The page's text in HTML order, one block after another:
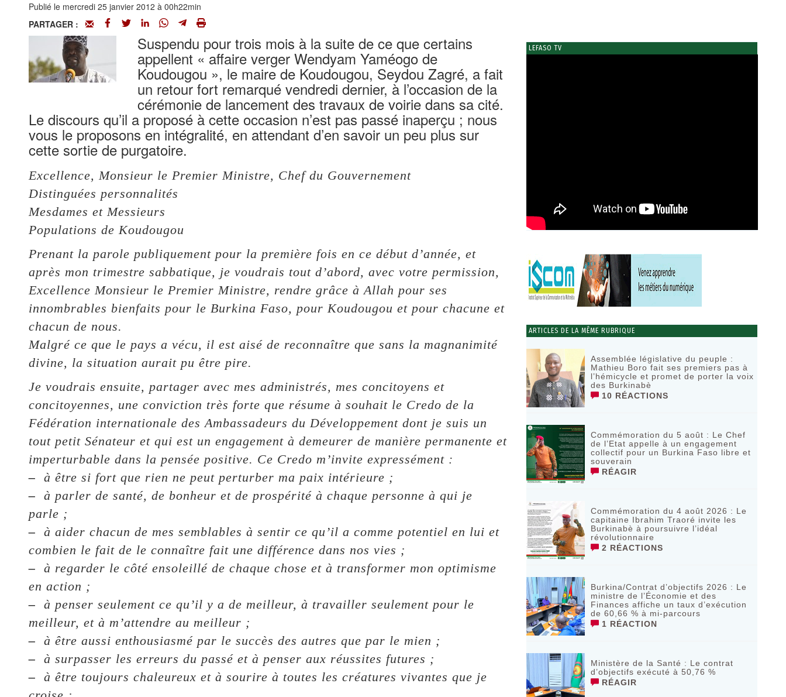
Publié le mercredi 25 janvier 2012 à 00h22min
PARTAGER :
Suspendu pour trois mois à la suite de ce que certains
appellent « affaire verger Wendyam Yaméogo de
Koudougou », le maire de Koudougou, Seydou Zagré, a fait
un retour fort remarqué vendredi dernier, à l’occasion de la
cérémonie de lancement des travaux de voirie dans sa cité.
Le discours qu’il a proposé à cette occasion n’est pas passé inaperçu ; nous
vous le proposons en intégralité, en attendant d’en savoir un peu plus sur
cette sortie de purgatoire.
Excellence, Monsieur le Premier Ministre, Chef du Gouvernement
Distinguées personnalités
Mesdames et Messieurs
Populations de Koudougou
Prenant la parole publiquement pour la première fois en ce début d’année, et
après mon trimestre sabbatique, je voudrais tout d’abord, avec votre permission,
Excellence Monsieur le Premier Ministre, rendre grâce à Allah pour ses
innombrables bienfaits pour le Burkina Faso, pour Koudougou et pour chacune et
chacun de nous.
Malgré ce que le pays a vécu, il est aisé de reconnaître que sans la magnanimité
divine, la situation aurait pu être pire.
Je voudrais ensuite, partager avec mes administrés, mes concitoyens et
concitoyennes, une conviction très forte que résume à souhait le Credo de la
Fédération internationale des Ambassadeurs du Développement dont je suis un
tout petit Sénateur et qui est un engagement à demeurer de manière permanente et
imperturbable dans la pensée positive. Ce Credo m’invite expressément :
– à être si fort que rien ne peut perturber ma paix intérieure ;
– à parler de santé, de bonheur et de prospérité à chaque personne à qui je
parle ;
– à aider chacun de mes semblables à sentir ce qu’il a comme potentiel en lui et
combien le fait de le connaître fait une différence dans nos vies ;
– à regarder le côté ensoleillé de chaque chose et à transformer mon optimisme
en action ;
– à penser seulement ce qu’il y a de meilleur, à travailler seulement pour le
meilleur, et à m’attendre au meilleur ;
– à être aussi enthousiasmé par le succès des autres que par le mien ;
– à surpasser les erreurs du passé et à penser aux réussites futures ;
– à être toujours chaleureux et à sourire à toutes les créatures vivantes que je
LEFASO TV
ARTICLES DE LA MÊME RUBRIQUE
Assemblée législative du peuple :
Mathieu Boro fait ses premiers pas à
l’hémicycle et promet de porter la voix
des Burkinabè
10 RÉACTIONS
Commémoration du 5 août : Le Chef
de l’Etat appelle à un engagement
collectif pour un Burkina Faso libre et
souverain
RÉAGIR
Commémoration du 4 août 2026 : Le
capitaine Ibrahim Traoré invite les
Burkinabè à poursuivre l’idéal
révolutionnaire ‎
2 RÉACTIONS
Burkina/Contrat d’objectifs 2026 : Le
ministre de l’Économie et des
Finances affiche un taux d’exécution
de 60,66 % à mi-parcours
1 RÉACTION
Ministère de la Santé : Le contrat
d’objectifs exécuté à 50,76 %
RÉAGIR